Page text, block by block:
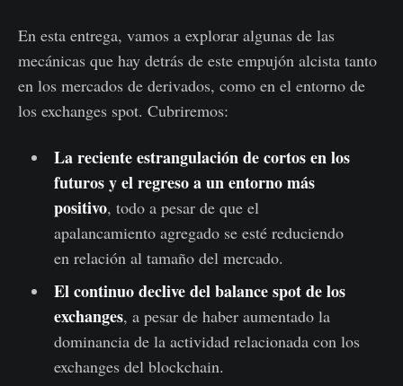
En esta entrega, vamos a explorar algunas de las
mecánicas que hay detrás de este empujón alcista tanto
en los mercados de derivados, como en el entorno de
los exchanges spot. Cubriremos:
La reciente estrangulación de cortos en los
futuros y el regreso a un entorno más
positivo, todo a pesar de que el
apalancamiento agregado se esté reduciendo
en relación al tamaño del mercado.
El continuo declive del balance spot de los
exchanges, a pesar de haber aumentado la
dominancia de la actividad relacionada con los
exchanges del blockchain.